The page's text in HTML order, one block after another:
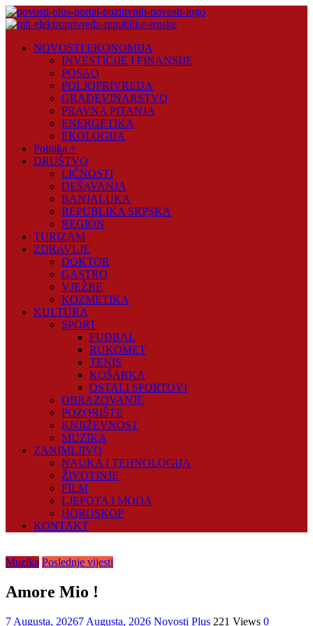
Skip
to
Plus
NOVOSTI EKONOMIJA
INVESTICIJE I FINANSIJE
POSAO
POLJOPRIVREDA
GRAĐEVINARSTVO
PRAVNA PITANJA
ENERGETIKA
EKOLOGIJA
Politika +
DRUŠTVO
LIČNOSTI
DEŠAVANJA
BANJALUKA
REPUBLIKA SRPSKA
REGION
TURIZAM
ZDRAVLJE
DOKTOR
GASTRO
VJEŽBE
KOZMETIKA
KULTURA
SPORT
FUDBAL
RUKOMET
TENIS
KOŠARKA
OSTALI SPORTOVI
OBRAZOVANJE
POZORIŠTE
KNJIŽEVNOST
MUZIKA
ZANIMLJIVO
NAUKA I TEHNOLOGIJA
ŽIVOTINJE
FILM
LJEPOTA I MODA
HOROSKOP
KONTAKT
Muzika Poslednje vijesti
Amore Mio !
7 Augusta, 20267 Augusta, 2026 Novosti Plus 221 Views 0